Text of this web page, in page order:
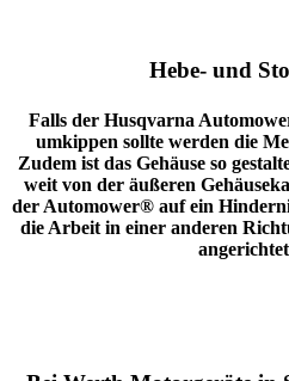
Hebe- und
Falls der Husqvarna
umkippen sollte werden die
Zudem ist das Gehäuse so
weit von der äußeren
der Automower® auf ein
die Arbeit in einer anderen